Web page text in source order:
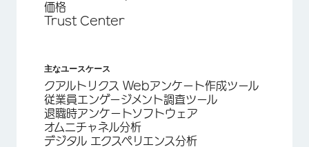
価格
Trust Center
主なユースケース
クアルトリクス Webアンケート作成ツール
従業員エンゲージメント調査ツール
退職時アンケートソフトウェア
オムニチャネル分析
デジタル エクスペリエンス分析